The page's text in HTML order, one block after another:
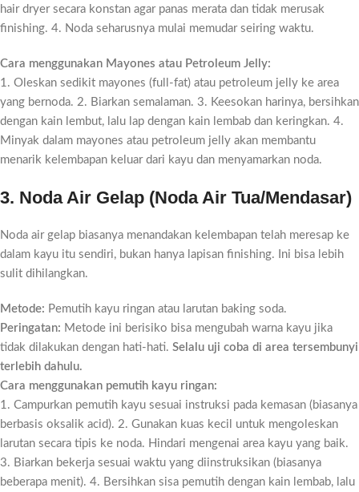
hair dryer secara konstan agar panas merata dan tidak merusak
finishing. 4. Noda seharusnya mulai memudar seiring waktu.
Cara menggunakan Mayones atau Petroleum Jelly:
1. Oleskan sedikit mayones (full-fat) atau petroleum jelly ke area
yang bernoda. 2. Biarkan semalaman. 3. Keesokan harinya, bersihkan
dengan kain lembut, lalu lap dengan kain lembab dan keringkan. 4.
Minyak dalam mayones atau petroleum jelly akan membantu
menarik kelembapan keluar dari kayu dan menyamarkan noda.
3. Noda Air Gelap (Noda Air Tua/Mendasar)
Noda air gelap biasanya menandakan kelembapan telah meresap ke
dalam kayu itu sendiri, bukan hanya lapisan finishing. Ini bisa lebih
sulit dihilangkan.
Metode: Pemutih kayu ringan atau larutan baking soda.
Peringatan: Metode ini berisiko bisa mengubah warna kayu jika
tidak dilakukan dengan hati-hati. Selalu uji coba di area tersembunyi
terlebih dahulu.
Cara menggunakan pemutih kayu ringan:
1. Campurkan pemutih kayu sesuai instruksi pada kemasan (biasanya
berbasis oksalik acid). 2. Gunakan kuas kecil untuk mengoleskan
larutan secara tipis ke noda. Hindari mengenai area kayu yang baik.
3. Biarkan bekerja sesuai waktu yang diinstruksikan (biasanya
beberapa menit). 4. Bersihkan sisa pemutih dengan kain lembab, lalu